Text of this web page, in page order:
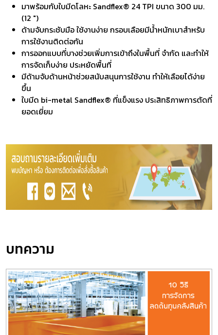
มาพร้อมกับใบมีดโลหะ Sandflex® 24 TPI ขนาด 300 มม.
(12 ")
ด้ามจับกระชับมือ ใช้งานง่าย กรอบเลือยมีน้ำหนักเบาสำหรับ
การใช้งานติดต่อกัน
การออกแบบที่บางช่วยเพิ่มการเข้าถึงในพื้นที่ จำกัด และทำให้
การจัดเก็บง่าย ประหยัดพื้นที่
มีด้ามจับด้านหน้าช่วยสนับสนุนการใช้งาน ทำให้เลือยได้ง่าย
ขึ้น
ใบมีด bi-metal Sandflex® ที่แข็งแรง ประสิทธิภาพการตัดที่
ยอดเยี่ยม
บทความ